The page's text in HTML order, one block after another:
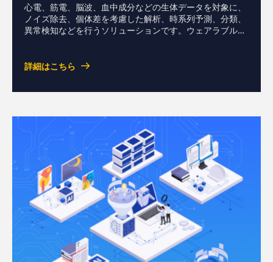
心電、筋電、脳波、血中成分などの生体データを対象に、
ノイズ除去、個体差を考慮した解析、時系列予測、分類、
異常検知などを行うソリューションです。ウェアラブル機
フォーマンス評価を支援します。生理学や医学の知見を踏
詳細はこちら